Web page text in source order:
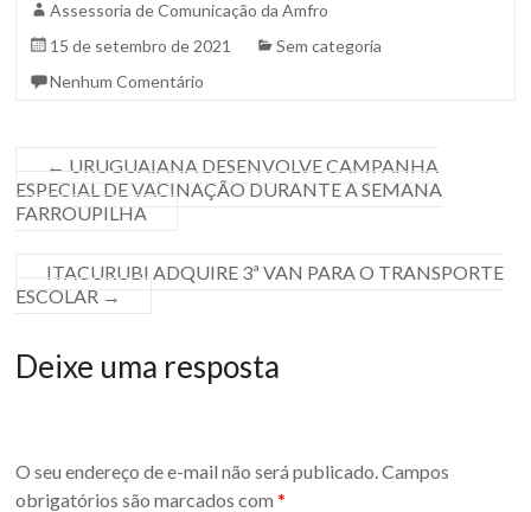
Assessoria de Comunicação da Amfro
15 de setembro de 2021
Sem categoria
Nenhum Comentário
← URUGUAIANA DESENVOLVE CAMPANHA
ESPECIAL DE VACINAÇÃO DURANTE A SEMANA
FARROUPILHA
ITACURUBI ADQUIRE 3ª VAN PARA O TRANSPORTE
ESCOLAR →
Deixe uma resposta
O seu endereço de e-mail não será publicado. Campos
obrigatórios são marcados com*